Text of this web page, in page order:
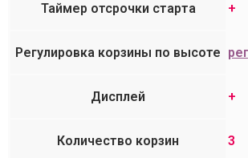
Таймер отсрочки старта +
Регулировка корзины по высоте
Дисплей +
Количество корзин 3